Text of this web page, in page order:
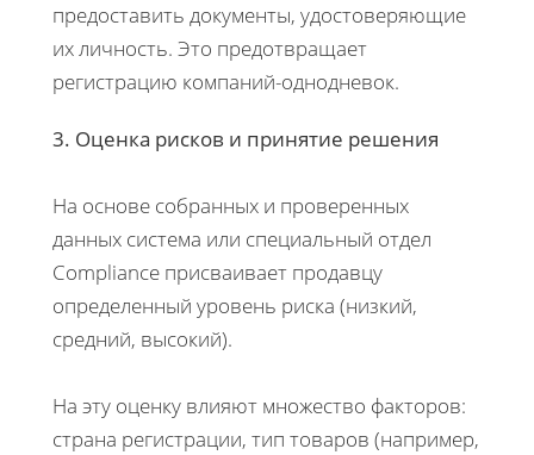
предоставить документы, удостоверяющие
их личность. Это предотвращает
регистрацию компаний-однодневок.
3. Оценка рисков и принятие решения
На основе собранных и проверенных
данных система или специальный отдел
Compliance присваивает продавцу
определенный уровень риска (низкий,
средний, высокий).
На эту оценку влияют множество факторов:
страна регистрации, тип товаров (например,